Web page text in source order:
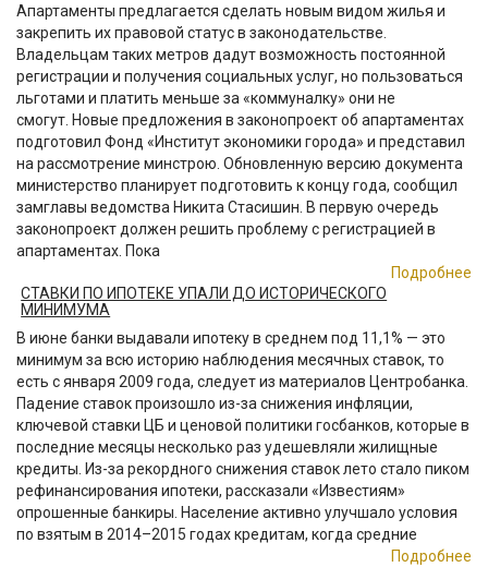
Апартаменты предлагается сделать новым видом жилья и
закрепить их правовой статус в законодательстве.
Владельцам таких метров дадут возможность постоянной
регистрации и получения социальных услуг, но пользоваться
льготами и платить меньше за «коммуналку» они не
смогут. Новые предложения в законопроект об апартаментах
подготовил Фонд «Институт экономики города» и представил
на рассмотрение минстрою. Обновленную версию документа
министерство планирует подготовить к концу года, сообщил
замглавы ведомства Никита Стасишин. В первую очередь
законопроект должен решить проблему с регистрацией в
апартаментах. Пока
Подробнее
СТАВКИ ПО ИПОТЕКЕ УПАЛИ ДО ИСТОРИЧЕСКОГО
МИНИМУМА
В июне банки выдавали ипотеку в среднем под 11,1% — это
минимум за всю историю наблюдения месячных ставок, то
есть с января 2009 года, следует из материалов Центробанка.
Падение ставок произошло из-за снижения инфляции,
ключевой ставки ЦБ и ценовой политики госбанков, которые в
последние месяцы несколько раз удешевляли жилищные
кредиты. Из-за рекордного снижения ставок лето стало пиком
рефинансирования ипотеки, рассказали «Известиям»
опрошенные банкиры. Население активно улучшало условия
по взятым в 2014–2015 годах кредитам, когда средние
Подробнее